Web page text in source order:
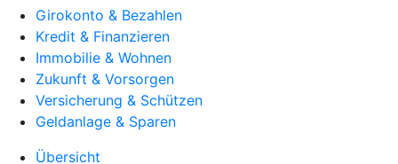
Girokonto & Bezahlen
Kredit & Finanzieren
Immobilie & Wohnen
Zukunft & Vorsorgen
Versicherung & Schützen
Geldanlage & Sparen
Übersicht